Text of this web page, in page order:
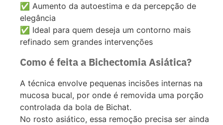
✅ Aumento da autoestima e da percepção de
elegância
✅ Ideal para quem deseja um contorno mais
refinado sem grandes intervenções
Como é feita a Bichectomia Asiática?
A técnica envolve pequenas incisões internas na
mucosa bucal, por onde é removida uma porção
controlada da bola de Bichat.
No rosto asiático, essa remoção precisa ser ainda